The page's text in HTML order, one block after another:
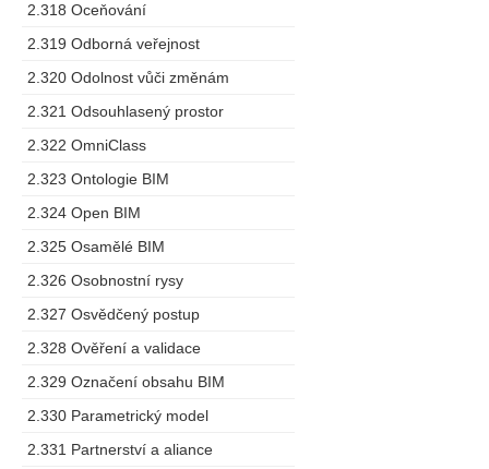
2.318 Oceňování
2.319 Odborná veřejnost
2.320 Odolnost vůči změnám
2.321 Odsouhlasený prostor
2.322 OmniClass
2.323 Ontologie BIM
2.324 Open BIM
2.325 Osamělé BIM
2.326 Osobnostní rysy
2.327 Osvědčený postup
2.328 Ověření a validace
2.329 Označení obsahu BIM
2.330 Parametrický model
2.331 Partnerství a aliance